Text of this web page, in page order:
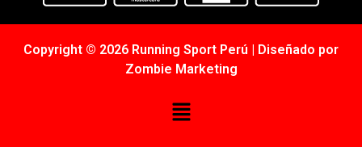
Copyright © 2026 Running Sport Perú | Diseñado por
Zombie Marketing